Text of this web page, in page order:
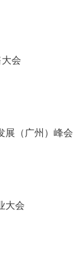
会
展（广州）峰会
大会